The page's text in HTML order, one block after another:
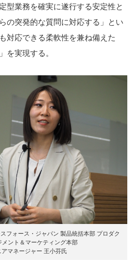
型業務を確実に遂行する安定性と
の突発的な質問に対応する」とい
対応できる柔軟性を兼ね備えた
を実現する。
フォース・ジャパン 製品統括本部 プロダク
メント＆マーケティング本部
アマネージャー 王小芬氏